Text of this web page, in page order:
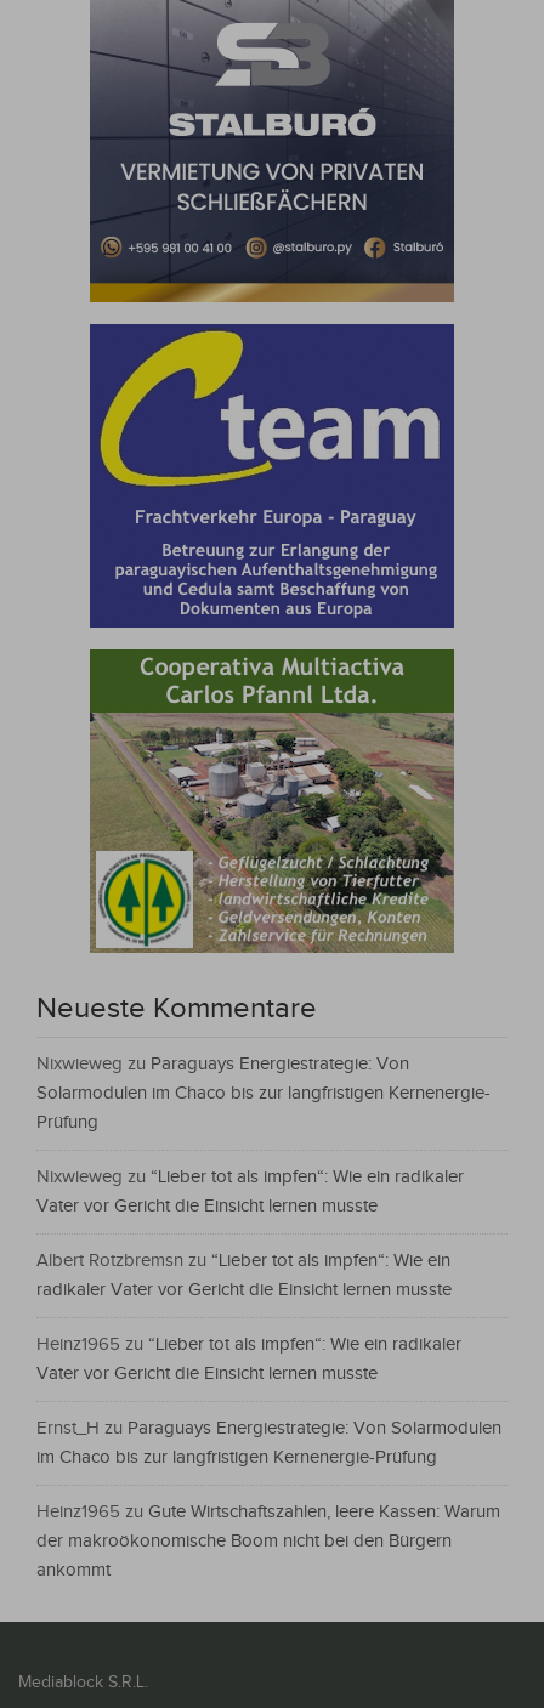
Neueste Kommentare
Nixwieweg zu Paraguays Energiestrategie: Von
Solarmodulen im Chaco bis zur langfristigen Kernenergie-
Prüfung
Nixwieweg zu “Lieber tot als impfen“: Wie ein radikaler
Vater vor Gericht die Einsicht lernen musste
Albert Rotzbremsn zu “Lieber tot als impfen“: Wie ein
radikaler Vater vor Gericht die Einsicht lernen musste
Heinz1965 zu “Lieber tot als impfen“: Wie ein radikaler
Vater vor Gericht die Einsicht lernen musste
Ernst_H zu Paraguays Energiestrategie: Von Solarmodulen
im Chaco bis zur langfristigen Kernenergie-Prüfung
Heinz1965 zu Gute Wirtschaftszahlen, leere Kassen: Warum
der makroökonomische Boom nicht bei den Bürgern
ankommt
Mediablock S.R.L.